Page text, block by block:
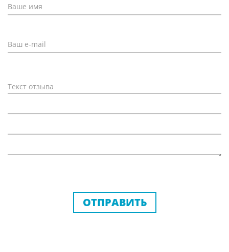
ОТПРАВИТЬ